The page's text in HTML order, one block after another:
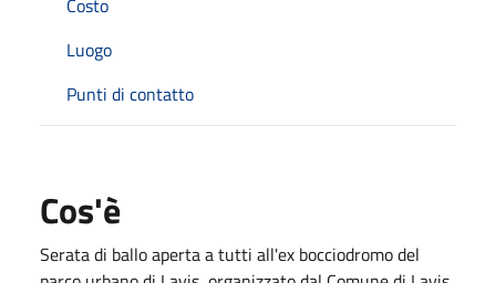
Luogo
Punti di contatto
Cos'è
Serata di ballo aperta a tutti all'ex bocciodromo del